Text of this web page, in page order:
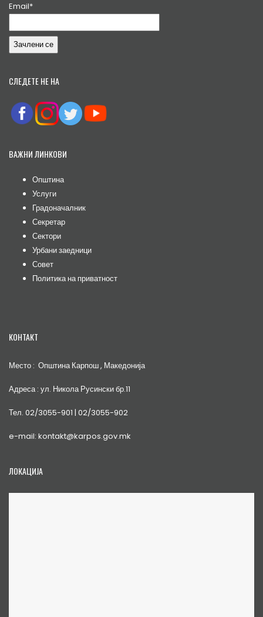
Email*
СЛЕДЕТЕ НЕ НА
ВАЖНИ ЛИНКОВИ
Општина
Услуги
Градоначалник
Секретар
Сектори
Урбани заедници
Совет
Политика на приватност
КОНТАКТ
Место : Општина Карпош , Македонија
Адреса : ул. Никола Русински бр.11
Тел. 02/3055-901 | 02/3055-902
e-mail: kontakt@karpos.gov.mk
ЛОКАЦИЈА